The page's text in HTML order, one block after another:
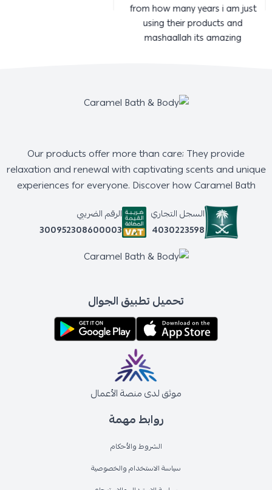
from how many years i am just
using their products and
mashaallah its amazing
روابط مهمة
الشروط والأحكام
سياسة الاستخدام والخصوصية
Our products offer more than care; They provide
relaxation and renewal with captivating scents and unique
experiences for everyone. Discover how Caramel Bath
السجل التجاري
4030223598
الرقم الضريبي
300952308600003
تحميل تطبيق الجوال
موثق لدى منصة الأعمال